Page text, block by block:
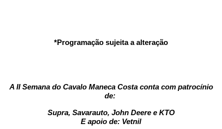
*Programação sujeita a alteração
A II Semana do Cavalo Maneca Costa conta com patrocínio
de:
Supra, Savarauto, John Deere e KTO
E apoio de: Vetnil